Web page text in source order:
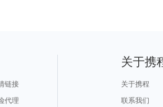
链接
代理
关于携
关于携程
联系我们